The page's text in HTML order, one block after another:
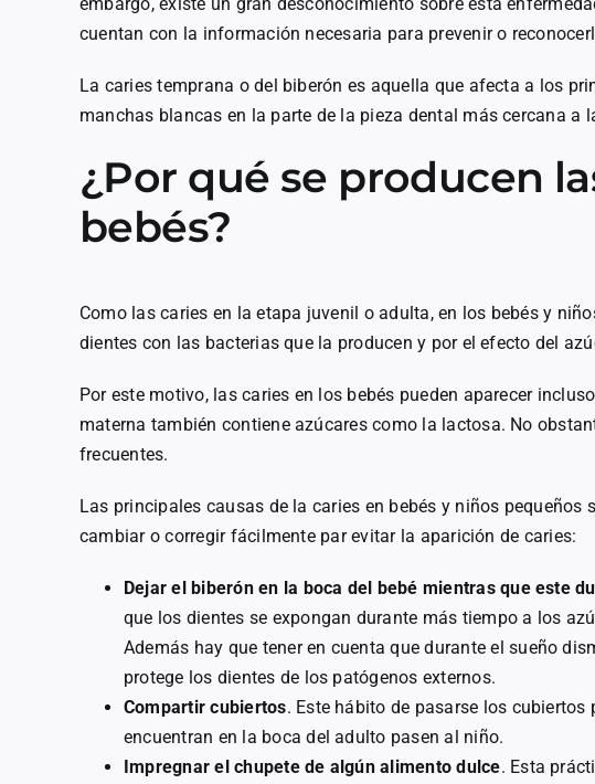
cuentan con la información necesaria para prevenir o
La caries temprana o del biberón es aquella que afecta a los
manchas blancas en la parte de la pieza dental más cercana a
¿Por qué se producen
bebés?
Como las caries en la etapa juvenil o adulta, en los bebés y
dientes con las bacterias que la producen y por el efecto del
Por este motivo, las caries en los bebés pueden aparecer
materna también contiene azúcares como la lactosa. No
frecuentes.
Las principales causas de la caries en bebés y niños pequeños
cambiar o corregir fácilmente par evitar la aparición de caries:
Dejar el biberón en la boca del bebé mientras que este
que los dientes se expongan durante más tiempo a los
Además hay que tener en cuenta que durante el sueño
protege los dientes de los patógenos externos.
Compartir cubiertos. Este hábito de pasarse los
encuentran en la boca del adulto pasen al niño.
Impregnar el chupete de algún alimento dulce. Esta